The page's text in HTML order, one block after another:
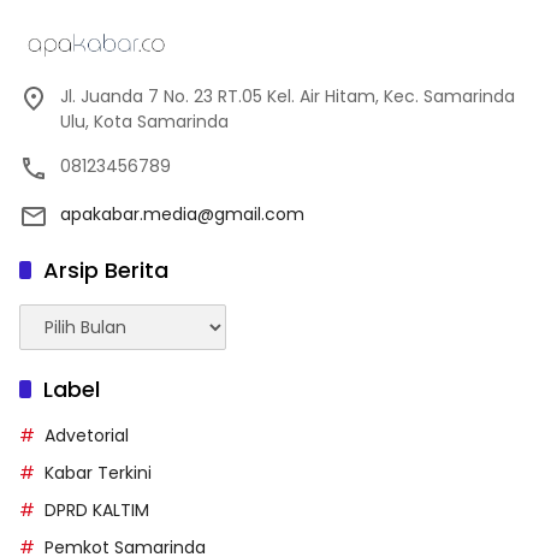
Jl. Juanda 7 No. 23 RT.05 Kel. Air Hitam, Kec. Samarinda
Ulu, Kota Samarinda
08123456789
apakabar.media@gmail.com
Arsip Berita
Arsip
Berita
Label
Advetorial
Kabar Terkini
DPRD KALTIM
Pemkot Samarinda